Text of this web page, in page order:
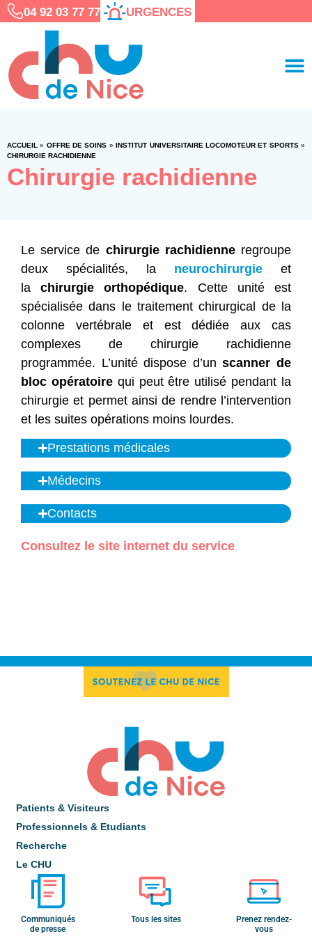
04 92 03 77 77 URGENCES
ACCUEIL » OFFRE DE SOINS »INSTITUT UNIVERSITAIRE LOCOMOTEUR ET SPORTS»
CHIRURGIE RACHIDIENNE
Chirurgie rachidienne
Le service de chirurgie rachidienne regroupe
deux spécialités, la neurochirurgie
et
lachirurgie orthopédique. Cette unité est
spécialisée dans le traitement chirurgical de la
colonne vertébrale et est dédiée aux cas
complexes de chirurgie rachidienne
programmée. L’unité dispose d’unscanner de
bloc opératoirequi peut être utilisé pendant la
chirurgie et permet ainsi de rendre l’intervention
et les suites opérations moins lourdes.
Prestations médicales
Médecins
Contacts
Consultez le site internet du service
Patients & Visiteurs
Professionnels & Etudiants
Recherche
Le CHU
Communiqués
de presse
Tous les sites
Prenez rendez-
vous